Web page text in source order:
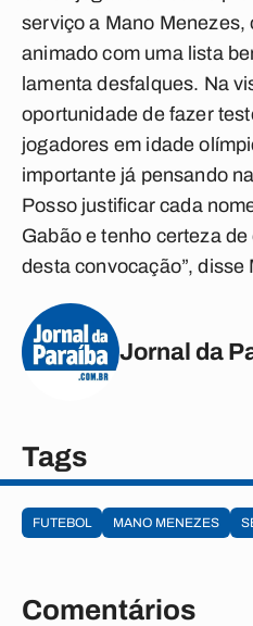
serviço a Mano Menezes,
animado com uma lista
lamenta desfalques. Na
oportunidade de fazer
jogadores em idade
importante já pensando
Posso justificar cada
Gabão e tenho certeza
desta convocação”, disse
Jornal da
Tags
FUTEBOL MANO MENEZES
Comentários